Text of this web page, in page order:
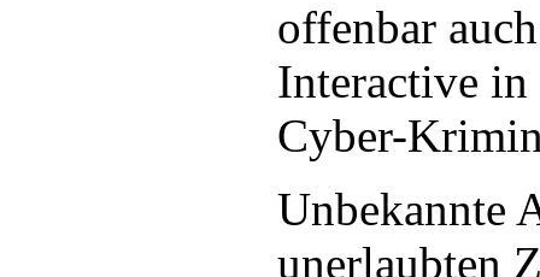
offenbar
Interactive
Cyber-
Unbekannte
unerlaubten